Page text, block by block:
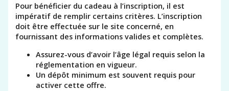
Pour bénéficier du cadeau à l’inscription, il est
impératif de remplir certains critères. L’inscription
doit être effectuée sur le site concerné, en
fournissant des informations valides et complètes.
Assurez-vous d’avoir l’âge légal requis selon la
réglementation en vigueur.
Un dépôt minimum est souvent requis pour
activer cette offre.